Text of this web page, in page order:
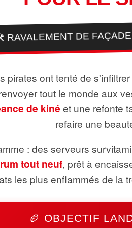
RAVALEMENT DE
pirates ont tenté de
tout le monde aux
de kiné et une refonte
refaire une
: des serveurs
tout neuf, prêt à
les plus enflammés de la
🏉 OBJECTIF